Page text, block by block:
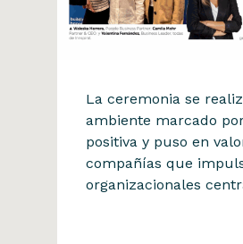
Reconocimiento BUK
Fuimos
Ranking
Happiness
La ceremonia se
ambiente marcado
positiva y puso en
compañías que
organizacionales
bienestar, la
desarrollo de sus